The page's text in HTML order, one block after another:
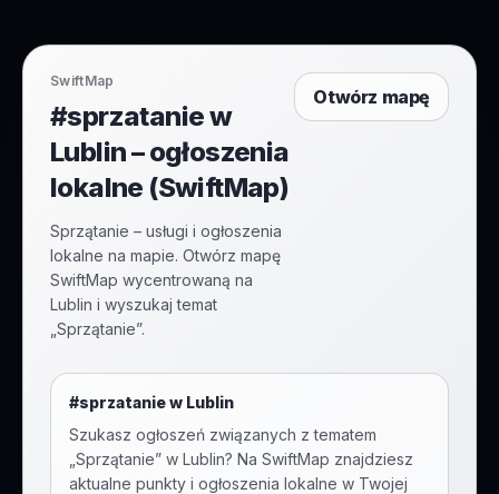
SwiftMap
#sprzatanie w
Lublin – ogłoszenia
lokalne (SwiftMap)
Sprzątanie – usługi i ogłoszenia
lokalne na mapie. Otwórz mapę
SwiftMap wycentrowaną na
Lublin i wyszukaj temat
„Sprzątanie”.
Otwórz mapę
#sprzataniew Lublin
Szukasz ogłoszeń związanych z tematem
Sprzątanie” w Lublin? Na SwiftMap znajdziesz
aktualne punkty i ogłoszenia lokalne w Twojej